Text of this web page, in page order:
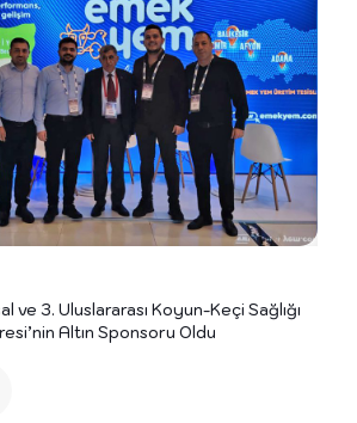
ve 3. Uluslararası Koyun-Keçi Sağlığı
Altın Sponsoru Oldu